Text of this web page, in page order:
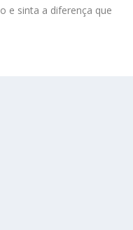
e sinta a diferença que